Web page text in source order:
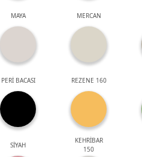
MAYA MERCAN
PERİ BACASI REZENE 160
SİYAH
KEHRİBAR
150